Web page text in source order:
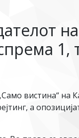
1,
вистина“ на
а